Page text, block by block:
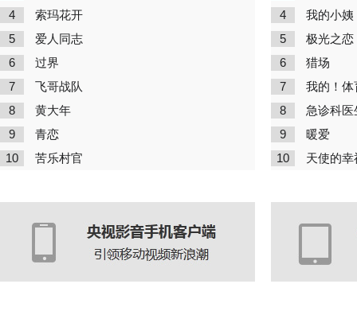
4 索玛花开
5 爱人同志
6 过界
7 飞哥战队
8 黄大年
9 青恋
10 苦乐村官
4 我的小姨
5 极光之恋
6 猎场
7 我的！体
8 急诊科医
9 暖爱
10 天使的幸